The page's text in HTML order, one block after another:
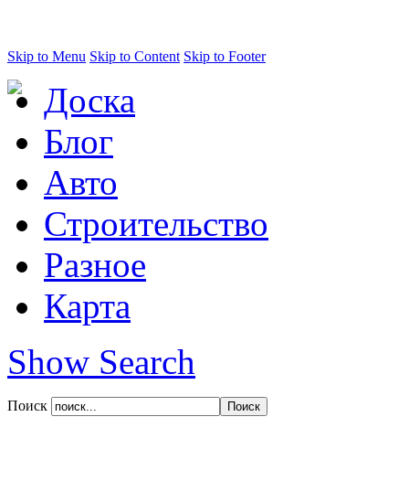
Skip to Menu Skip to Content Skip to Footer
Доска
Блог
Авто
Строительство
Разное
Карта
Show Search
Поиск